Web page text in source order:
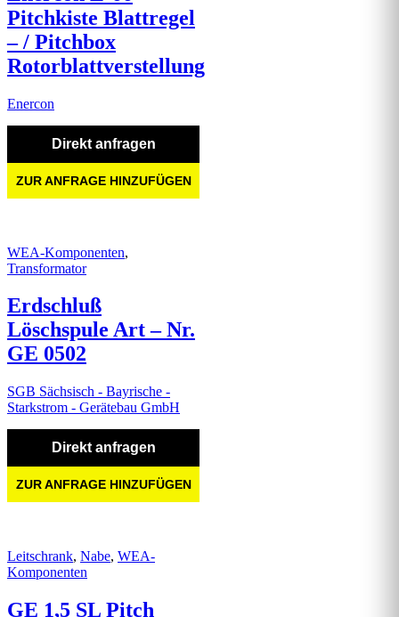
Pitchkiste Blattregel
– / Pitchbox
Rotorblattverstellung
Enercon
Direkt anfragen
ZUR ANFRAGE HINZUFÜGEN
WEA-Komponenten,
Transformator
Erdschluß
Löschspule Art – Nr.
GE 0502
SGB Sächsisch - Bayrische -
Starkstrom - Gerätebau GmbH
Direkt anfragen
ZUR ANFRAGE HINZUFÜGEN
Leitschrank, Nabe, WEA-
Komponenten
GE 1,5 SL Pitch